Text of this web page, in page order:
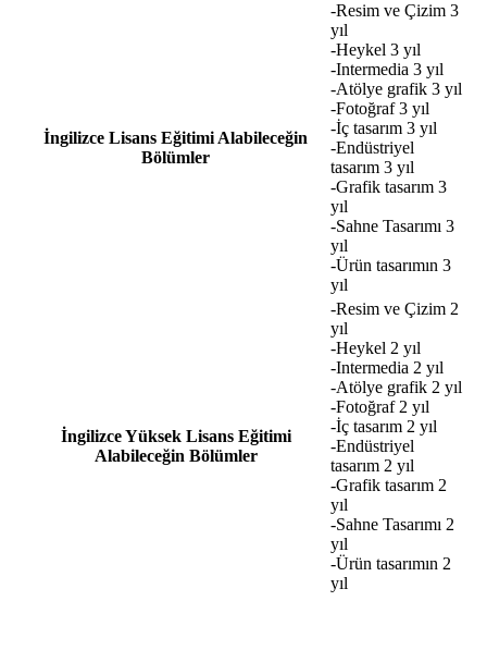
İngilizce Lisans Eğitimi Alabileceğin
Bölümler
-Resim ve Çizim 3
yıl
-Heykel 3 yıl
-Intermedia 3 yıl
-Atölye grafik 3 yıl
-Fotoğraf 3 yıl
-İç tasarım 3 yıl
-Endüstriyel
tasarım 3 yıl
-Grafik tasarım 3
yıl
-Sahne Tasarımı 3
yıl
-Ürün tasarımın 3
yıl
İngilizce Yüksek Lisans Eğitimi
Alabileceğin Bölümler
-Resim ve Çizim 2
yıl
-Heykel 2 yıl
-Intermedia 2 yıl
-Atölye grafik 2 yıl
-Fotoğraf 2 yıl
-İç tasarım 2 yıl
-Endüstriyel
tasarım 2 yıl
-Grafik tasarım 2
yıl
-Sahne Tasarımı 2
yıl
-Ürün tasarımın 2
yıl